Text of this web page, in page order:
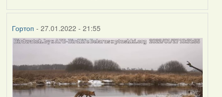
Гортоп - 27.01.2022 - 21:55